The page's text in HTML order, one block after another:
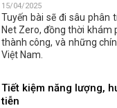
15/04/2025
Tuyến bài sẽ đi sâu
Net Zero, đồng thời
thành công, và những
Việt Nam.
Tiết kiệm năng lượng,
tiễn